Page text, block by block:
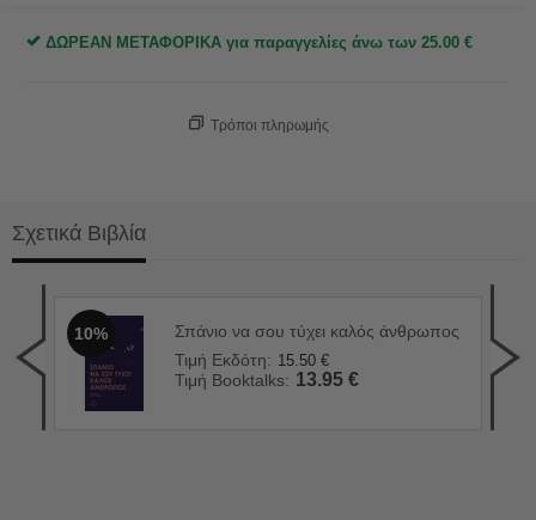
ΔΩΡΕΑΝ ΜΕΤΑΦΟΡΙΚΑ για παραγγελίες άνω των 25.00 €
Τρόποι πληρωμής
Σχετικά Βιβλία
10%
Σπάνιο να σου τύχει καλός άνθρωπος
Τιμή Εκδότη: 15.50 €
Τιμή Booktalks: 13.95 €